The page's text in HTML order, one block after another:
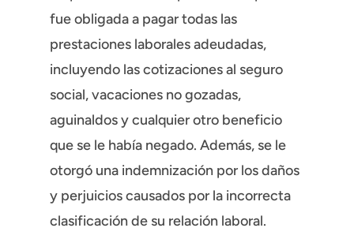
fue obligada a pagar todas las
prestaciones laborales adeudadas,
incluyendo las cotizaciones al seguro
social, vacaciones no gozadas,
aguinaldos y cualquier otro beneficio
que se le había negado. Además, se le
otorgó una indemnización por los daños
y perjuicios causados por la incorrecta
clasificación de su relación laboral.